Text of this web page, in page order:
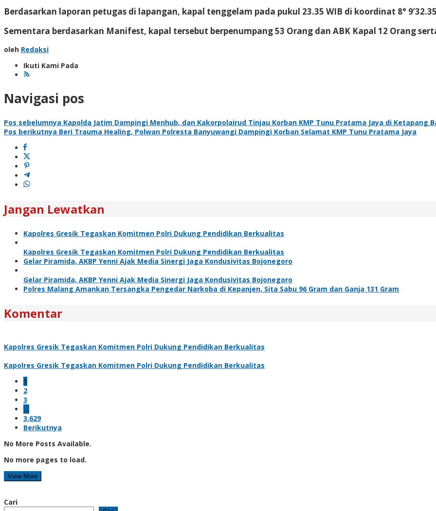
Berdasarkan laporan petugas di lapangan, kapal tenggelam pada pukul 23.35 WIB di koordinat 8°
Sementara berdasarkan Manifest, kapal tersebut berpenumpang 53 Orang dan ABK Kapal 12 Orang
oleh Redaksi
Ikuti Kami Pada
Navigasi pos
Pos sebelumnya Kapolda Jatim Dampingi Menhub, dan Kakorpolairud Tinjau Korban KMP Tunu Pratama Jaya di Ketapang
Pos berikutnya Beri Trauma Healing, Polwan Polresta Banyuwangi Dampingi Korban Selamat KMP Tunu Pratama Jaya
Jangan Lewatkan
Kapolres Gresik Tegaskan Komitmen Polri Dukung Pendidikan Berkualitas
Kapolres Gresik Tegaskan Komitmen Polri Dukung Pendidikan Berkualitas
Gelar Piramida, AKBP Yenni Ajak Media Sinergi Jaga Kondusivitas Bojonegoro
Gelar Piramida, AKBP Yenni Ajak Media Sinergi Jaga Kondusivitas Bojonegoro
Polres Malang Amankan Tersangka Pengedar Narkoba di Kepanjen, Sita Sabu 96 Gram dan Ganja 131 Gram
Komentar
Kapolres Gresik Tegaskan Komitmen Polri Dukung Pendidikan Berkualitas
Kapolres Gresik Tegaskan Komitmen Polri Dukung Pendidikan Berkualitas
1
2
3
…
3,629
Berikutnya
No More Posts Available.
No more pages to load.
View More
Cari